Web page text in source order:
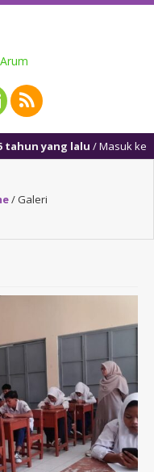
kembali setelah libur
/ Galeri